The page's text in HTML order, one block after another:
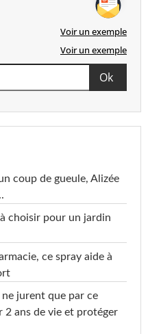
Voir un exemple
Voir un exemple
coup de gueule, Alizée
choisir pour un jardin
ce spray aide à
jurent que par ce
2 ans de vie et protéger